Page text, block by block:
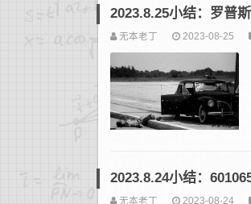
2023.8.25小结：罗普
无本老丁 2023-08-25
2023.8.24小结：
无本老丁 2023-08-24